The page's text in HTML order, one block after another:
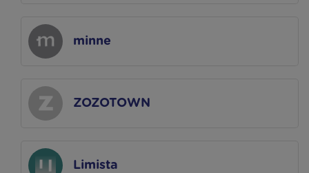
minne
ZOZOTOWN
Limista